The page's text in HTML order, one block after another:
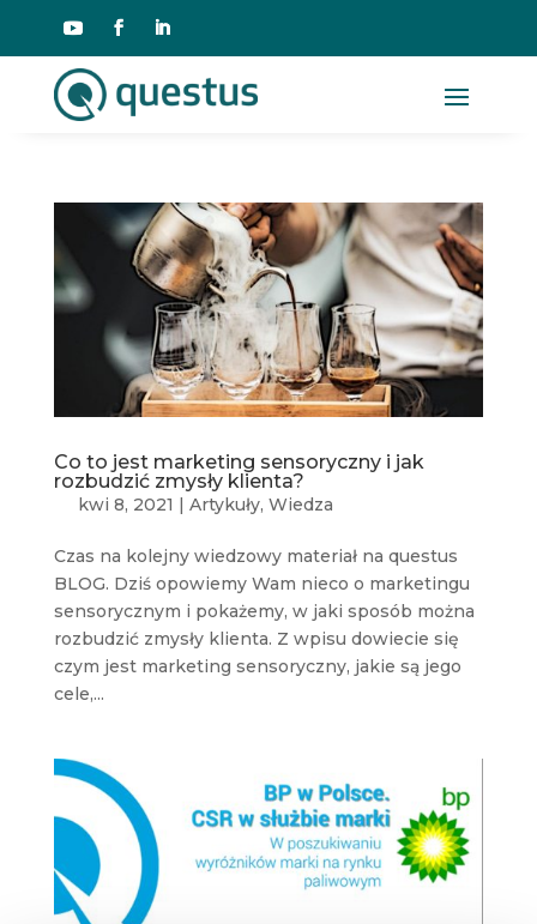
Co to jest marketing sensoryczny i jak
rozbudzić zmysły klienta?
kwi 8, 2021 | Artykuły, Wiedza
Czas na kolejny wiedzowy materiał na questus
BLOG. Dziś opowiemy Wam nieco o marketingu
sensorycznym i pokażemy, w jaki sposób można
rozbudzić zmysły klienta. Z wpisu dowiecie się
czym jest marketing sensoryczny, jakie są jego
cele,...